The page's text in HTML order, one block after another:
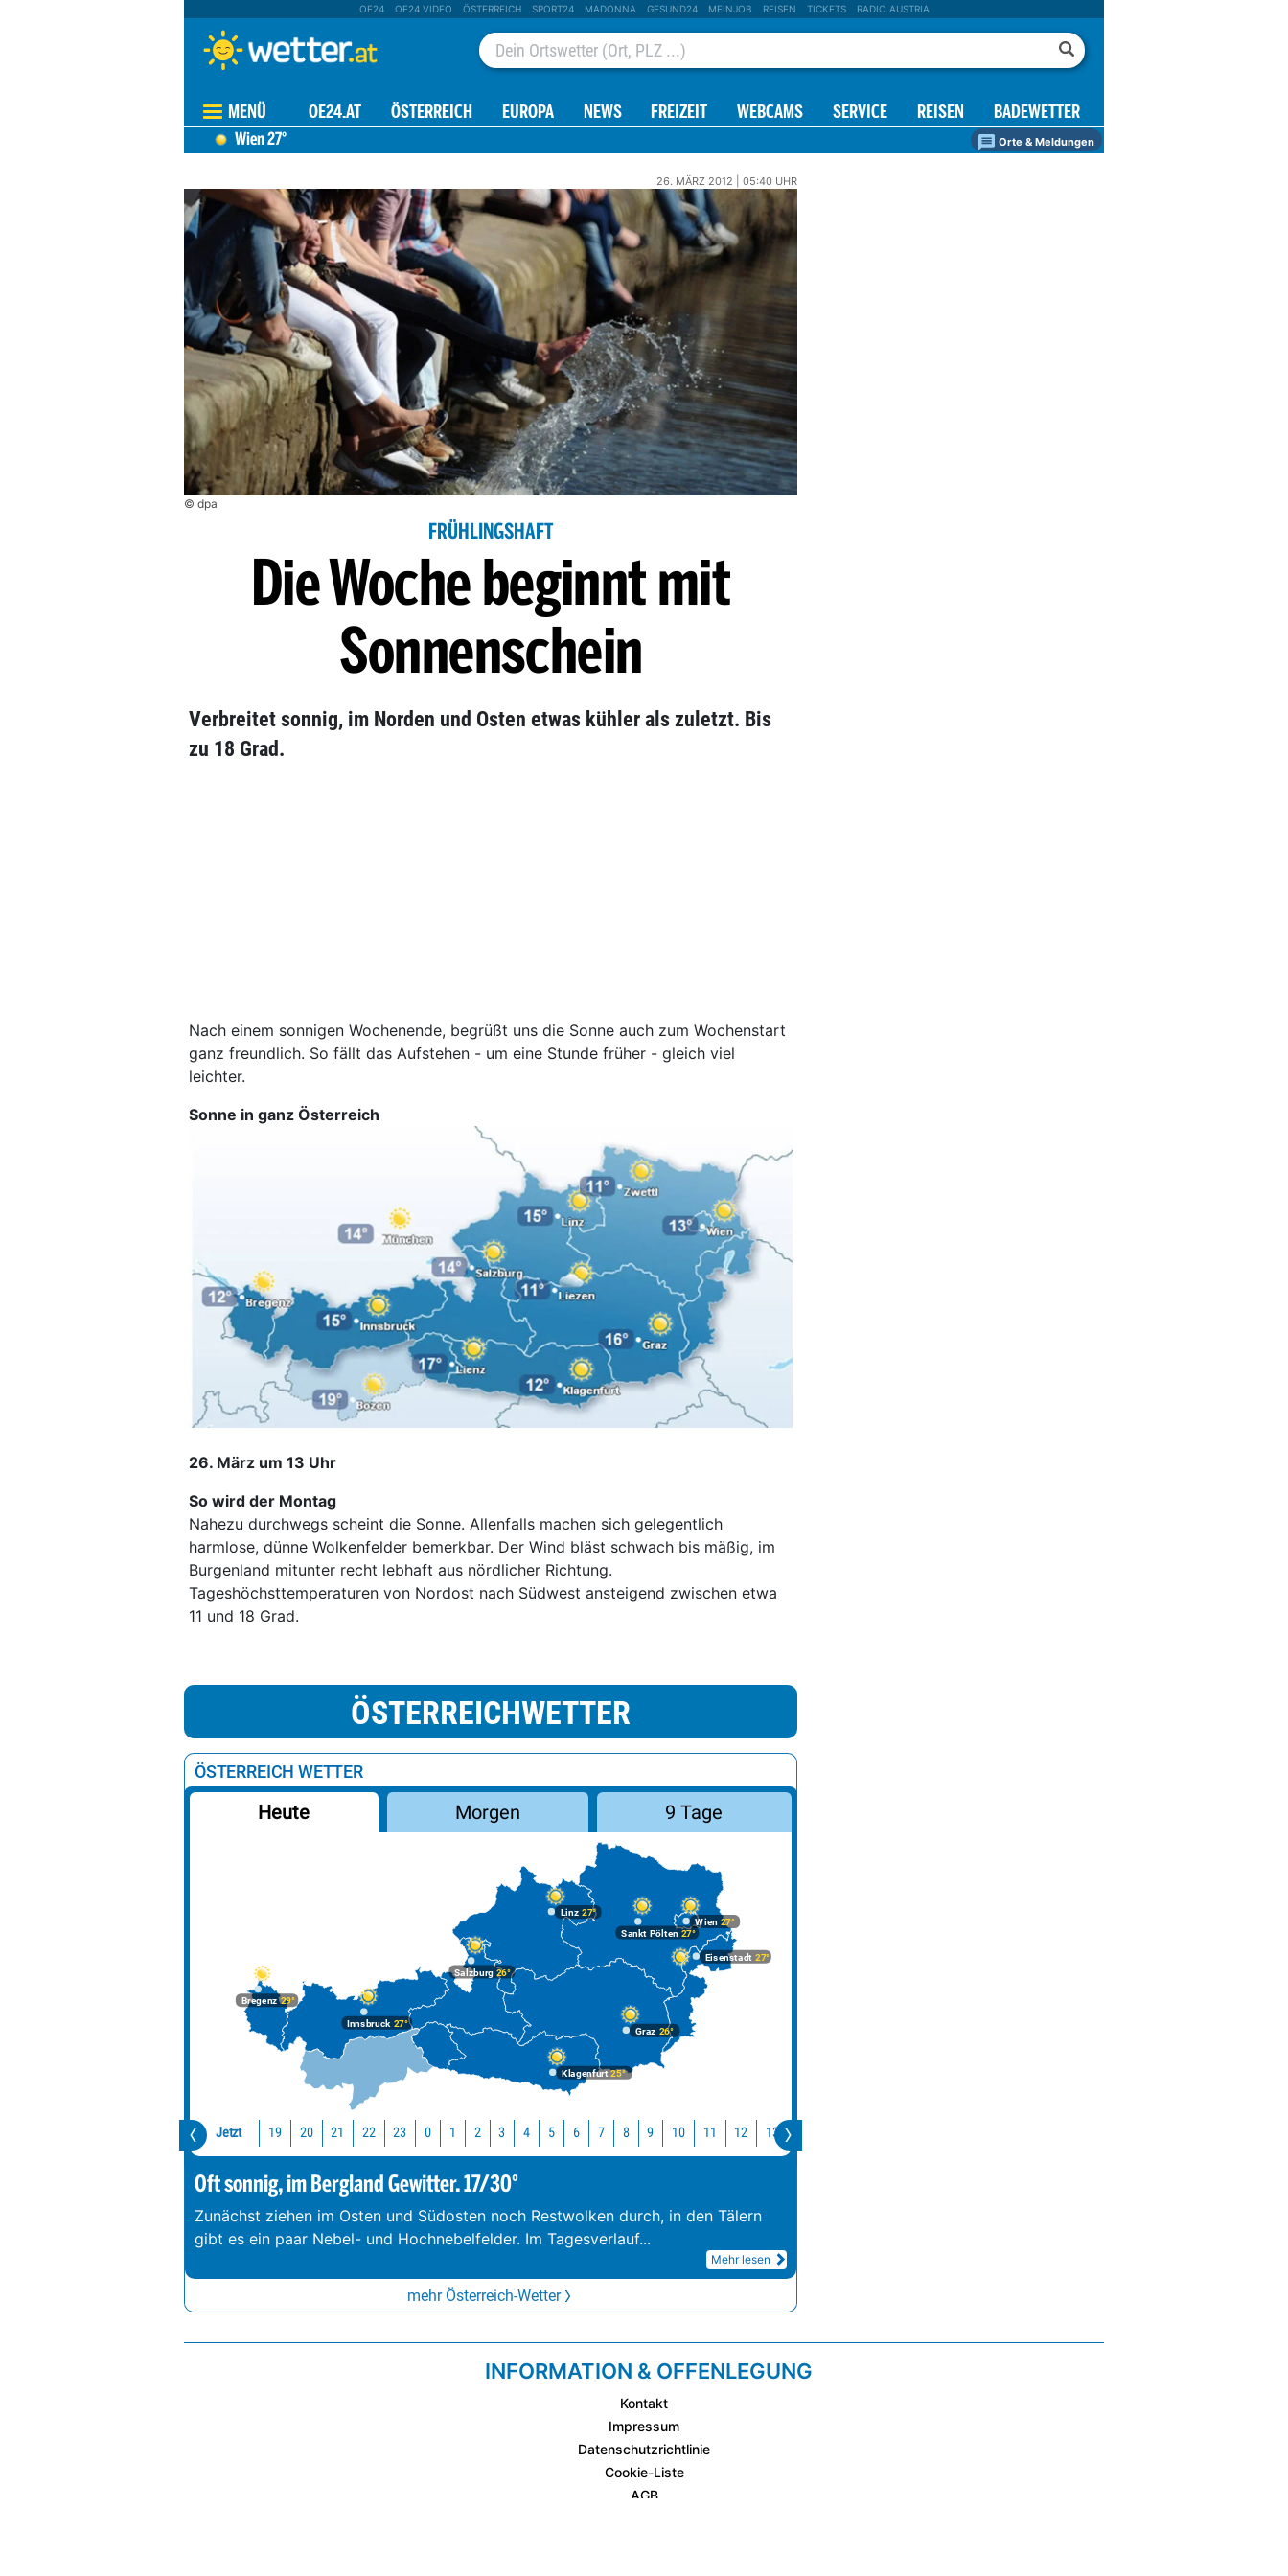
OE24 OE24 VIDEO ÖSTERREICH SPORT24 MADONNA GESUND24 MEINJOB REISEN TICKETS RADIO AUSTRIA
MENÜ OE24.AT ÖSTERREICH EUROPA NEWS FREIZEIT WEBCAMS SERVICE REISEN BADEWETTER
Wien27° Orte & Meldungen
26. MÄRZ 2012 | 05:40 UHR
© dpa
FRÜHLINGSHAFT
Die Woche beginnt mit
Sonnenschein
Verbreitet sonnig, im Norden und Osten etwas kühler als zuletzt. Bis
zu 18 Grad.
Nach einem sonnigen Wochenende, begrüßt uns die Sonne auch zum Wochenstart
ganz freundlich. So fällt das Aufstehen - um eine Stunde früher - gleich viel
leichter.
Sonne in ganz Österreich
26. März um 13 Uhr
So wird der Montag
Nahezu durchwegs scheint die Sonne. Allenfalls machen sich gelegentlich
harmlose, dünne Wolkenfelder bemerkbar. Der Wind bläst schwach bis mäßig, im
Burgenland mitunter recht lebhaft aus nördlicher Richtung.
Tageshöchsttemperaturen von Nordost nach Südwest ansteigend zwischen etwa
11 und 18 Grad.
ÖSTERREICHWETTER
ÖSTERREICH WETTER
Heute Morgen 9 Tage
Bregenz29°
Graz 26°
Innsbruck27°
Klagenfurt25°
Linz 27°
Salzburg26°
Wien 27°
Eisenstadt 27°
Sankt Pölten 27°
Jetzt 19 20 21 22 23 0 1 2 3 4 5 6 7 8 9 10 11 12 13
Oft sonnig, im Bergland Gewitter. 17/30°
Zunächst ziehen im Osten und Südosten noch Restwolken durch, in den Tälern
gibt es ein paar Nebel- und Hochnebelfelder. Im Tagesverlauf...
Mehr lesen
mehr Österreich-Wetter
INFORMATION & OFFENLEGUNG
Kontakt
Impressum
Datenschutzrichtlinie
Cookie-Liste
AGB